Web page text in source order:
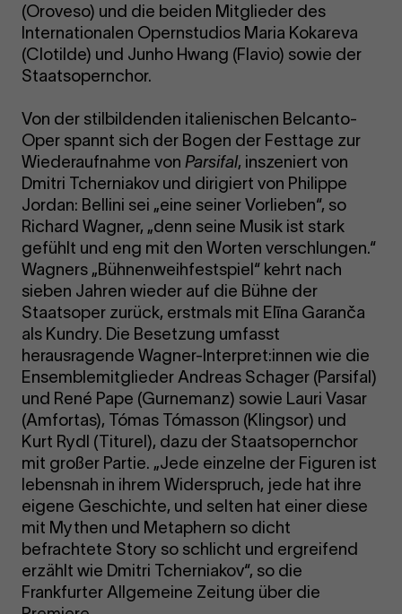
(Oroveso) und die beiden Mitglieder des
Internationalen Opernstudios Maria Kokareva
(Clotilde) und Junho Hwang (Flavio) sowie der
Staatsopernchor.
Von der stilbildenden italienischen Belcanto-
Oper spannt sich der Bogen der Festtage zur
Wiederaufnahme von Parsifal, inszeniert von
Dmitri Tcherniakov und dirigiert von Philippe
Jordan: Bellini sei „eine seiner Vorlieben“, so
Richard Wagner, „denn seine Musik ist stark
gefühlt und eng mit den Worten verschlungen.“
Wagners „Bühnenweihfestspiel“ kehrt nach
sieben Jahren wieder auf die Bühne der
Staatsoper zurück, erstmals mit Elīna Garanča
als Kundry. Die Besetzung umfasst
herausragende Wagner-Interpret:innen wie die
Ensemblemitglieder Andreas Schager (Parsifal)
und René Pape (Gurnemanz) sowie Lauri Vasar
(Amfortas), Tómas Tómasson (Klingsor) und
Kurt Rydl (Titurel), dazu der Staatsopernchor
mit großer Partie. „Jede einzelne der Figuren ist
lebensnah in ihrem Widerspruch, jede hat ihre
eigene Geschichte, und selten hat einer diese
mit Mythen und Metaphern so dicht
befrachtete Story so schlicht und ergreifend
erzählt wie Dmitri Tcherniakov“, so die
Frankfurter Allgemeine Zeitung über die